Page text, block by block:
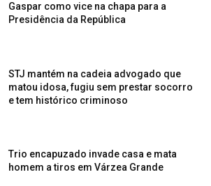
Gaspar como vice na chapa para a
Presidência da República
STJ mantém na cadeia advogado que
matou idosa, fugiu sem prestar socorro
e tem histórico criminoso
Trio encapuzado invade casa e mata
homem a tiros em Várzea Grande